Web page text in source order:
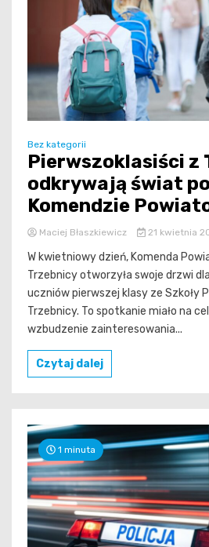
Bez kategorii
Pierwszoklasiści z
odkrywają świat
Komendzie
Maciej Błaszkiewicz 21 kwietnia
W kwietniowy dzień, Komenda
Trzebnicy otworzyła swoje drzwi
uczniów pierwszej klasy ze Szkoły
Trzebnicy. To spotkanie miało na
wzbudzenie zainteresowania...
Czytaj dalej
1 minuta